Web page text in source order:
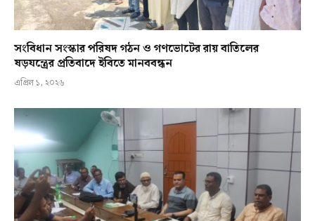
সংবিধান সংস্কার পরিষদ গঠন ও গণভোটের রায় বাতিলের
ষড়যন্ত্রের প্রতিবাদে ইবিতে মানববন্ধন
এপ্রিল ১, ২০২৬